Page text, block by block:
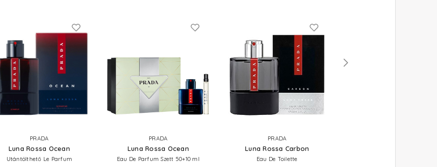
PRADA
Luna Rossa Ocean
Utántölthető Le Parfum
PRADA
Luna Rossa Ocean
Eau De Parfum Szett 50+10 ml
PRADA
Luna Rossa Carbon
Eau De Toilette